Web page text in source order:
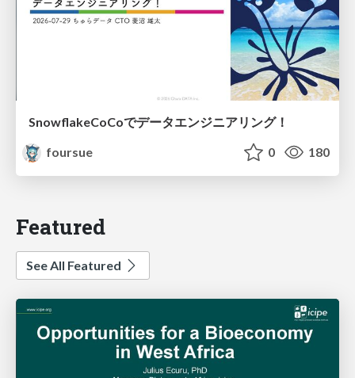
SnowflakeCoCoでデータエンジニアリング！
foursue
0 180
Featured
See All Featured